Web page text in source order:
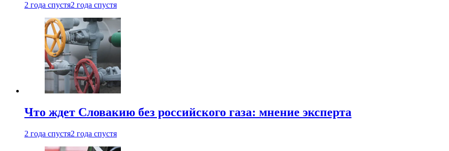
2 года спустя2 года спустя
Что ждет Словакию без российского газа: мнение эксперта
2 года спустя2 года спустя